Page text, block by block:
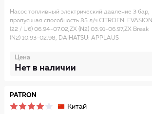
Насос топливный электрический давление 3 бар,
пропускная способность 85 л/ч CITROEN: EVASION
(22 / U6) 06.94-07.02,ZX (N2) 03.91-06.97,ZX Break
(N2) 10.93-02.98, DAIHATSU: APPLAUS
Цена
Нет в наличии
PATRON
Китай